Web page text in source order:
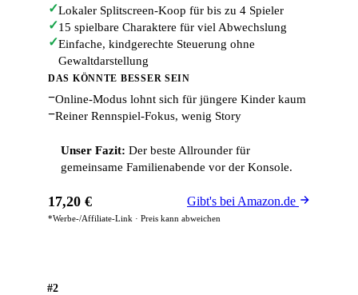
✓Lokaler Splitscreen-Koop für bis zu 4 Spieler
✓15 spielbare Charaktere für viel Abwechslung
✓Einfache, kindgerechte Steuerung ohne
Gewaltdarstellung
DAS KÖNNTE BESSER SEIN
−Online-Modus lohnt sich für jüngere Kinder kaum
−Reiner Rennspiel-Fokus, wenig Story
Unser Fazit: Der beste Allrounder für
gemeinsame Familienabende vor der Konsole.
17,20 € Gibt's bei Amazon.de
*Werbe-/Affiliate-Link · Preis kann abweichen
#2